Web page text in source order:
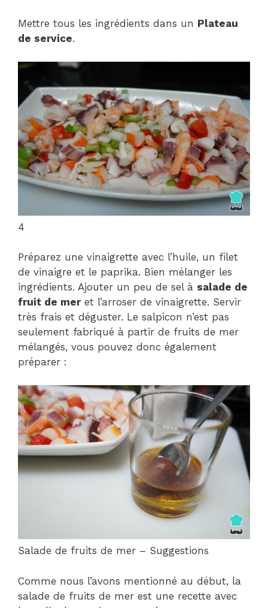
Mettre tous les ingrédients dans un Plateau
de service.
4
Préparez une vinaigrette avec l’huile, un filet
de vinaigre et le paprika. Bien mélanger les
ingrédients. Ajouter un peu de sel à salade de
fruit de meret l’arroser de vinaigrette. Servir
très frais et déguster. Le salpicon n’est pas
seulement fabriqué à partir de fruits de mer
mélangés, vous pouvez donc également
préparer :
Salade de fruits de mer – Suggestions
Comme nous l’avons mentionné au début, la
salade de fruits de mer est une recette avec